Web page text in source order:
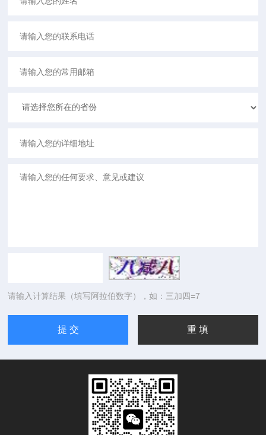
请输入计算结果（填写阿拉伯数字），如：三加四=7